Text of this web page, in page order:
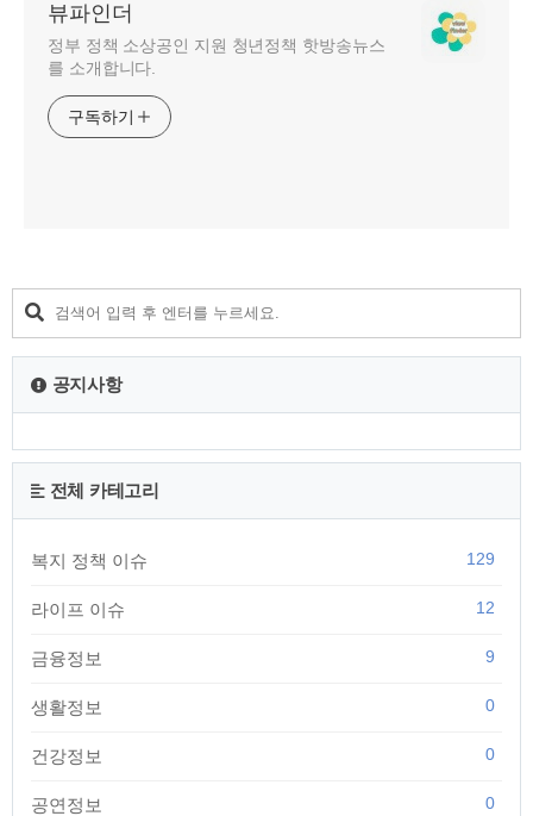
뷰파인더
정부 정책 소상공인 지원 청년정책 핫방송뉴스
를 소개합니다.
구독하기
공지사항
전체 카테고리
복지 정책 이슈 129
라이프 이슈 12
금융정보 9
생활정보 0
건강정보 0
공연정보 0